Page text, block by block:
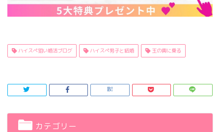
ハイスぺ狙い婚活ブログ ハイスぺ男子と結婚 玉の輿に乗る
カテゴリー